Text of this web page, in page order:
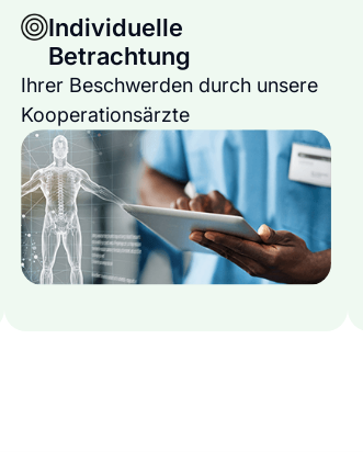
Individuelle
Betrachtung
Ihrer Beschwerden durch unsere
Kooperationsärzte